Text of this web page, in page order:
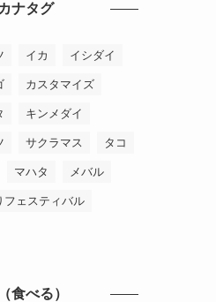
ナタグ
イカ イシダイ
カスタマイズ
キンメダイ
サクラマス タコ
マハタ メバル
フェスティバル
食べる）